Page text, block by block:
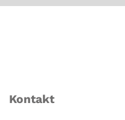
Kontakt